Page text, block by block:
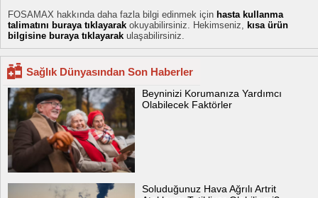
FOSAMAX hakkında daha fazla bilgi edinmek için hasta kullanma
talimatını buraya tıklayarak okuyabilirsiniz. Hekimseniz, kısa ürün
bilgisine buraya tıklayarak ulaşabilirsiniz.
Sağlık Dünyasından Son Haberler
Beyninizi Korumanıza Yardımcı
Olabilecek Faktörler
Soluduğunuz Hava Ağrılı Artrit